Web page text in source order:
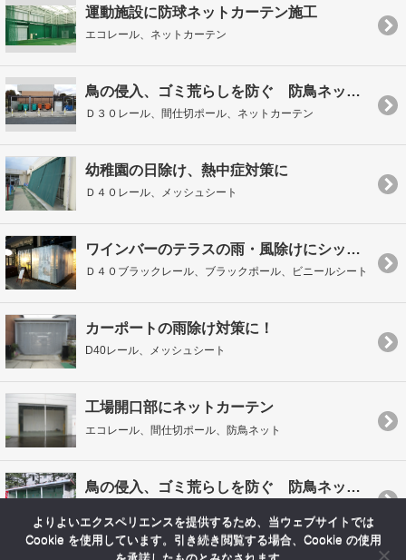
運動施設に防球ネットカーテン施工
エコレール、ネットカーテン
鳥の侵入、ゴミ荒らしを防ぐ 防鳥ネットカーテン施工
Ｄ３０レール、間仕切ポール、ネットカーテン
幼稚園の日除け、熱中症対策に
Ｄ４０レール、メッシュシート
ワインバーのテラスの雨・風除けにシックなブラック！
Ｄ４０ブラックレール、ブラックポール、ビニールシート
カーポートの雨除け対策に！
D40レール、メッシュシート
工場開口部にネットカーテン
エコレール、間仕切ポール、防鳥ネット
鳥の侵入、ゴミ荒らしを防ぐ 防鳥ネットカーテン施工
よりよいエクスペリエンスを提供するため、当ウェブサイトでは
Cookie を使用しています。引き続き閲覧する場合、Cookie の使用